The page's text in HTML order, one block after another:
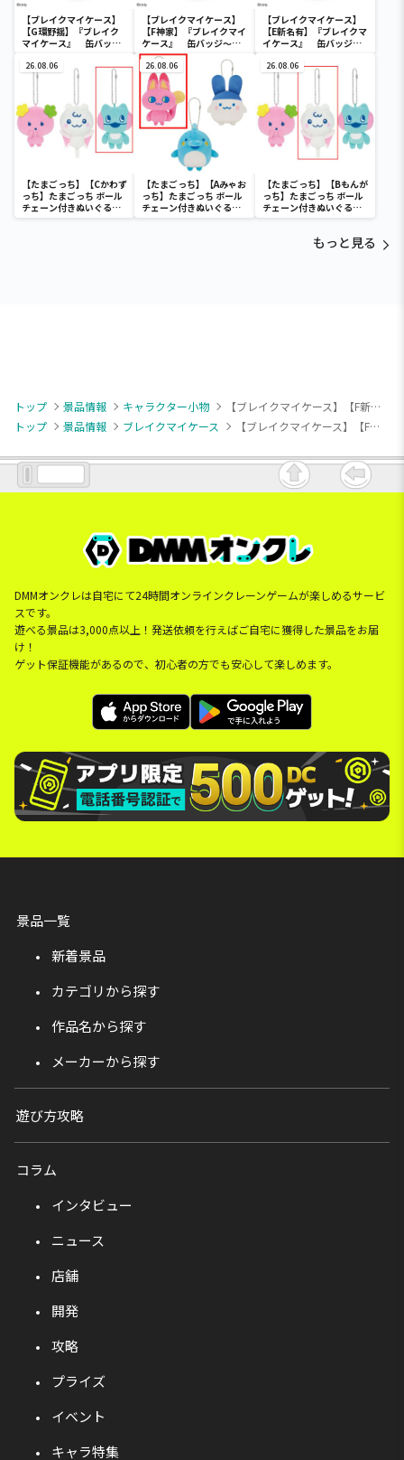
【ブレイクマイケース】
【G環野揺】『ブレイク
マイケース』 缶バッジ
【ブレイクマイケース】
【F神家】『ブレイクマイ
ケース』 缶バッジ～交
渉部＆特務部～(EX)
【ブレイクマイケース】
【E新名有】『ブレイクマ
イケース』 缶バッジ～
26.08.06
【たまごっち】【Cかわず
っち】たまごっち ボール
チェーン付きぬいぐるみ
～Tamagotchi
26.08.06
【たまごっち】【Aみゃお
っち】たまごっち ボール
チェーン付きぬいぐるみ
～Tamagotchi
26.08.06
【たまごっち】【Bもんが
っち】たまごっち ボール
チェーン付きぬいぐるみ
～Tamagotchi
もっと見る
トップ 景品情報 キャラクター小物
【ブレイクマイケース】【F新開戦】『ブレイクマイケース』 缶バッジ～管理部＆強行部～Vol.2（EX）
トップ
景品情報 ブレイクマイケース 【ブレイクマイケース】【F新開戦】『ブレイクマイケース』 缶バッジ～管理部＆強行部～Vol.2（EX）
DMMオンクレは自宅にて24時間オンラインクレーンゲームが楽しめるサービ
スです。
遊べる景品は3,000点以上！発送依頼を行えばご自宅に獲得した景品をお届
け！
ゲット保証機能があるので、初心者の方でも安心して楽しめます。
景品一覧
新着景品
カテゴリから探す
作品名から探す
メーカーから探す
遊び方攻略
コラム
インタビュー
ニュース
店舗
開発
攻略
プライズ
イベント
キャラ特集